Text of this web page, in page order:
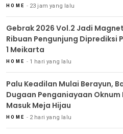
HOME 23 jam yang lalu
Gebrak 2026 Vol.2 Jadi
Ribuan Pengunjung Diprediksi
1 Meikarta
HOME 1 hari yang lalu
Palu Keadilan Mulai Berayun,
Dugaan Penganiayaan Oknum
Masuk Meja Hijau
HOME 2 hari yang lalu